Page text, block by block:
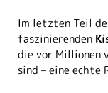
Im letzten Teil
faszinierenden
die vor Millionen
sind – eine echte